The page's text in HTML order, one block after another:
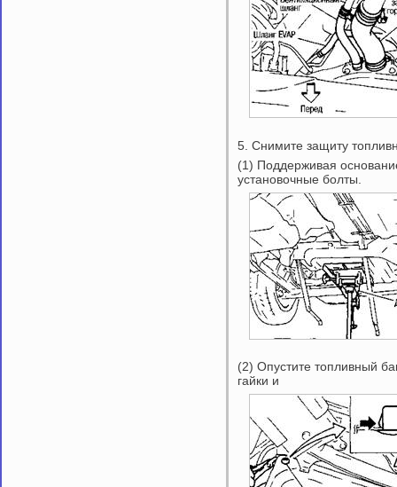
5. Снимите защиту
(1) Поддерживая
установочные болты.
(2) Опустите топливный
гайки и